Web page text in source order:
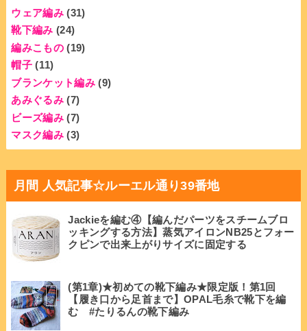
ウェア編み (31)
靴下編み (24)
編みこもの (19)
帽子 (11)
ブランケット編み (9)
あみぐるみ (7)
ビーズ編み (7)
マスク編み (3)
月間 人気記事☆ルーエル通り39番地
Jackieを編む④【編んだパーツをスチームブロ
ッキングする方法】蒸気アイロンNB25とフォー
クピンで出来上がりサイズに固定する
(第1章)★初めての靴下編み★限定版！第1回
【履き口から足首まで】OPAL毛糸で靴下を編
む #たりるんの靴下編み